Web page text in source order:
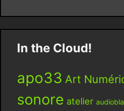
In the Cloud!
apo33 Art
sonore atelier